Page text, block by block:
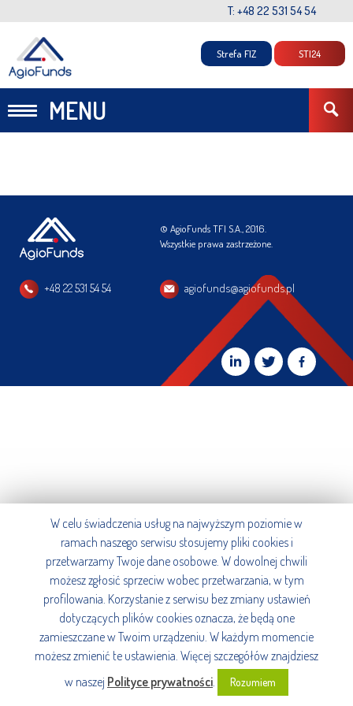
T: +48 22 531 54 54
MENU
Strefa FIZ STI24
© AgioFunds TFI S.A., 2016.
Wszystkie prawa zastrzeżone.
+48 22 531 54 54 agiofunds@agiofunds.pl
W celu świadczenia usług na najwyższym poziomie w
ramach naszego serwisu stosujemy pliki cookies i
przetwarzamy Twoje dane osobowe. W dowolnej chwili
możesz zgłosić sprzeciw wobec przetwarzania, w tym
profilowania. Korzystanie z serwisu bez zmiany ustawień
dotyczących plików cookies oznacza, że będą one
zamieszczane w Twoim urządzeniu. W każdym momencie
możesz zmienić te ustawienia. Więcej szczegółów znajdziesz
w naszej Polityce prywatności. Rozumiem